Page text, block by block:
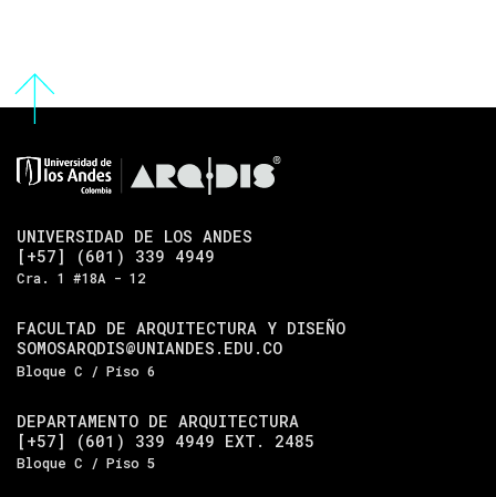
UNIVERSIDAD DE LOS ANDES
[+57] (601) 339 4949
Cra. 1 #18A - 12
FACULTAD DE ARQUITECTURA Y DISEÑO
SOMOSARQDIS@UNIANDES.EDU.CO
Bloque C / Piso 6
DEPARTAMENTO DE ARQUITECTURA
[+57] (601) 339 4949 EXT. 2485
Bloque C / Piso 5